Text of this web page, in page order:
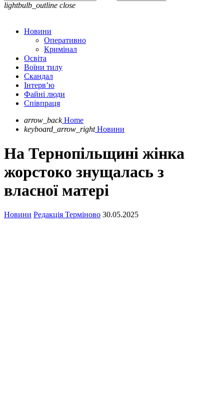
lightbulb_outline close
Новини
Оперативно
Кримінал
Освіта
Воїни тилу
Скандал
Інтерв’ю
Файні люди
Співпраця
arrow_back Home
keyboard_arrow_right Новини
На Тернопільщині жінка
жорстоко знущалась з
власної матері
Новини Редакція Терміново 30.05.2025